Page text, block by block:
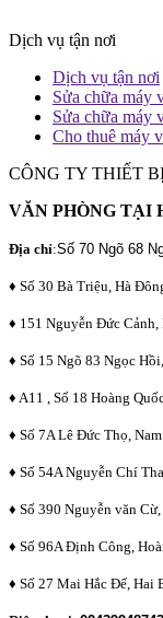
Dịch vụ tận nơi
Dịch vụ tận nơi
Sửa chữa máy
Sửa chữa máy
Cho thuê máy
CÔNG TY THIẾT
VĂN PHÒNG TẠI
Địa chỉ:Số 70 Ngõ 68
♦ Số 30 Bà Triệu, Hà
♦ 151 Nguyễn Đức
♦ Số 15 Ngõ 83 Ngọc
♦ A11 , Số 18 Hoàng
♦ Số 7A Lê Đức Thọ,
♦ Số 54A Nguyễn Chí
♦ Số 390 Nguyễn văn
♦ Số 96A Định Công,
♦ Số 27 Mai Hắc Đế, Hai